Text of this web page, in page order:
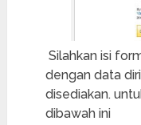
Silahkan isi
dengan data
disediakan.
dibawah ini